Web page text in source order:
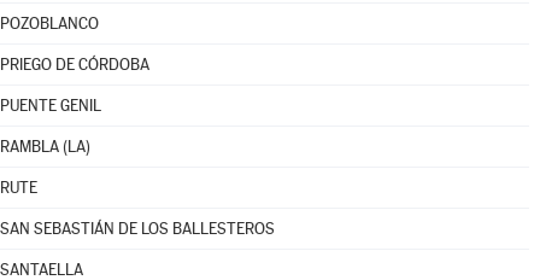
POZOBLANCO
PRIEGO DE CÓRDOBA
PUENTE GENIL
RAMBLA (LA)
RUTE
SAN SEBASTIÁN DE LOS BALLESTEROS
SANTAELLA